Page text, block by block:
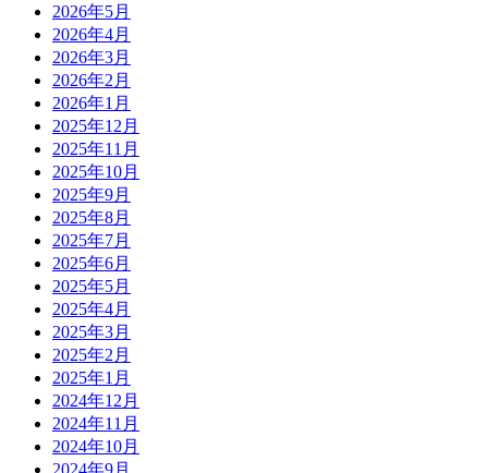
2026年5月
2026年4月
2026年3月
2026年2月
2026年1月
2025年12月
2025年11月
2025年10月
2025年9月
2025年8月
2025年7月
2025年6月
2025年5月
2025年4月
2025年3月
2025年2月
2025年1月
2024年12月
2024年11月
2024年10月
2024年9月